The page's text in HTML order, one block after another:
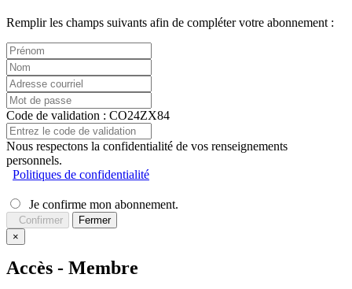
Remplir les champs suivants afin de compléter votre abonnement :
Code de validation : CO24ZX84
Nous respectons la confidentialité de vos renseignements
personnels.
Politiques de confidentialité
Je confirme mon abonnement.
Confirmer
Fermer
×
Accès - Membre